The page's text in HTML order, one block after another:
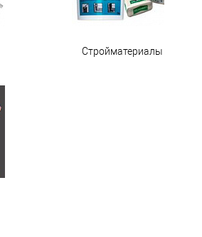
Стройматериалы